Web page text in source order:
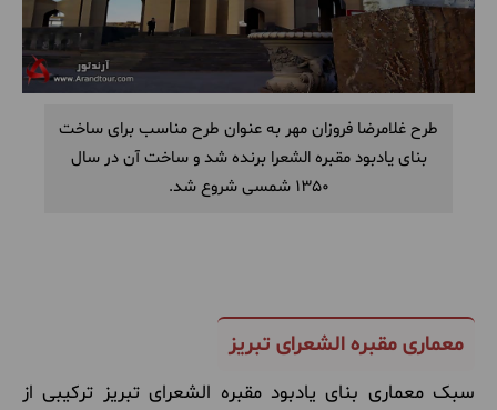
طرح غلامرضا فروزان مهر به عنوان طرح مناسب برای ساخت
بنای یادبود مقبره الشعرا برنده شد و ساخت آن در سال
1350 شمسی شروع شد.
معماری مقبره الشعرای تبریز
سبک معماری بنای یادبود مقبره الشعرای تبریز ترکیبی از